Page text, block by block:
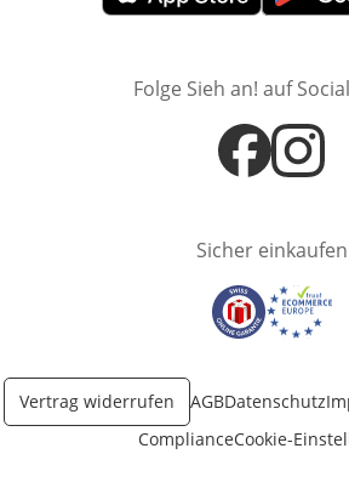
Öffnet in neuem Fenster
Öffnet in
Folge Sieh an! auf
Öffnet inÖffnet
Sicher einkaufen
Öffnet inÖffnet
Vertrag widerrufen AGBDatenschutz
ComplianceCookie-